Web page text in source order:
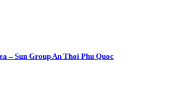
– Sun Group An Thoi Phu Quoc